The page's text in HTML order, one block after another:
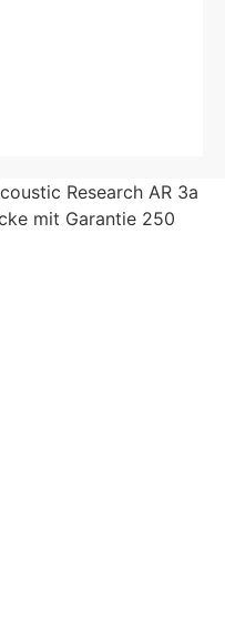
Research AR 3a
mit Garantie 250